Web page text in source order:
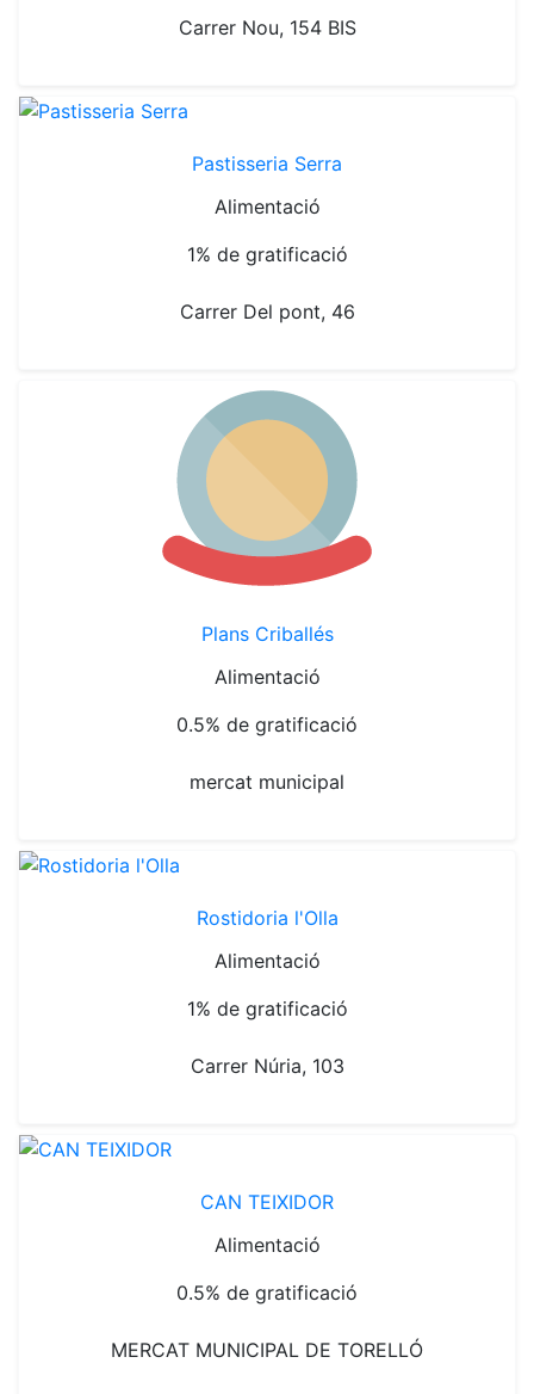
Carrer Nou, 154 BIS
Pastisseria Serra
Alimentació
1% de gratificació
Carrer Del pont, 46
Plans Criballés
Alimentació
0.5% de gratificació
mercat municipal
Rostidoria l'Olla
Alimentació
1% de gratificació
Carrer Núria, 103
CAN TEIXIDOR
Alimentació
0.5% de gratificació
MERCAT MUNICIPAL DE TORELLÓ